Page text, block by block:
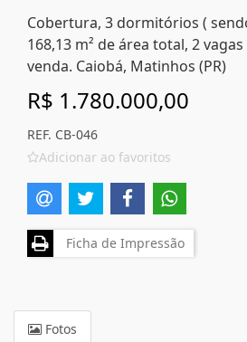
Cobertura, 3 dormitórios (
168,13 m² de área total, 2
venda. Caiobá, Matinhos (PR)
R$ 1.780.000,00
REF. CB-046
Adicionar ao favoritos
Ficha de Impressão
Fotos